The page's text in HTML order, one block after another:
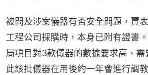
被問及涉案儀器有否安全問題，賈
工程公司採購時，本身已附有證書
局項目對3款儀器的數據要求高、需
此該批儀器在用後約一年會進行調